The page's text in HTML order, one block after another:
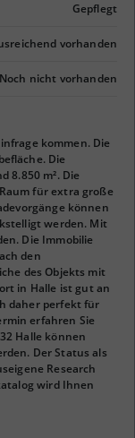
Gepflegt
vorhanden
Noch nicht vorhanden
kommen. Die
Die
8.850 m². Die
für extra große
können
werden. Mit
Die Immobilie
den
des Objekts mit
in Halle ist gut an
daher perfekt für
erfahren Sie
Halle können
Der Status als
Research
wird Ihnen